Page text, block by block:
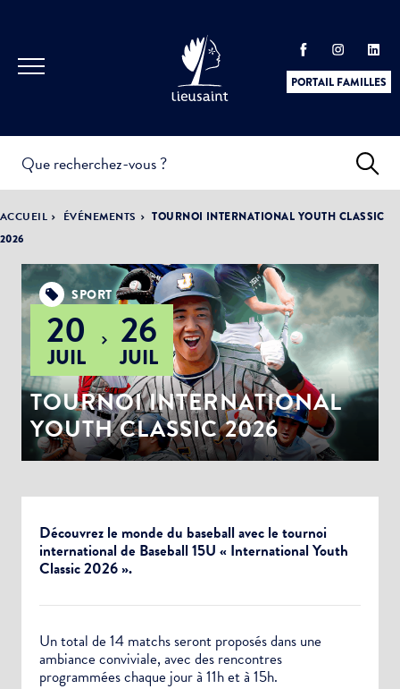
PORTAIL FAMILLES
PRATIQUES &
DÉMARCHES
ACTUALITÉS &
ÉVÈNEMENTS
LA VILLE
DÉMOCRATIE
PARTICIPATIVE
ACCUEIL ÉVÉNEMENTS
TOURNOI INTERNATIONAL YOUTH CLASSIC
2026
SPORT
20
JUIL
26
JUIL
TOURNOI INTERNATIONAL
YOUTH CLASSIC 2026
Découvrez le monde du baseball avec le tournoi
international de Baseball 15U « International Youth
Classic 2026 ».
Un total de 14 matchs seront proposés dans une
ambiance conviviale, avec des rencontres
programmées chaque jour à 11h et à 15h.